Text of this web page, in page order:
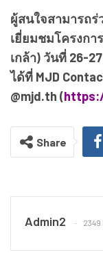
ผู้สนใจสามารถ
เยี่ยมชมโครงกา
เกล้า) วันที่ 26-
ได้ที่ MJD
@mjd.th (
Share
Admin2